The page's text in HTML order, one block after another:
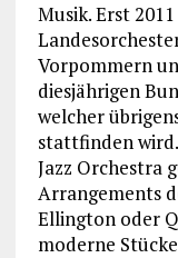
Musik. Erst
Vorpommern
diesjährigen
welcher
stattfinden
Jazz Orchestra
Arrangements
Ellington oder
moderne